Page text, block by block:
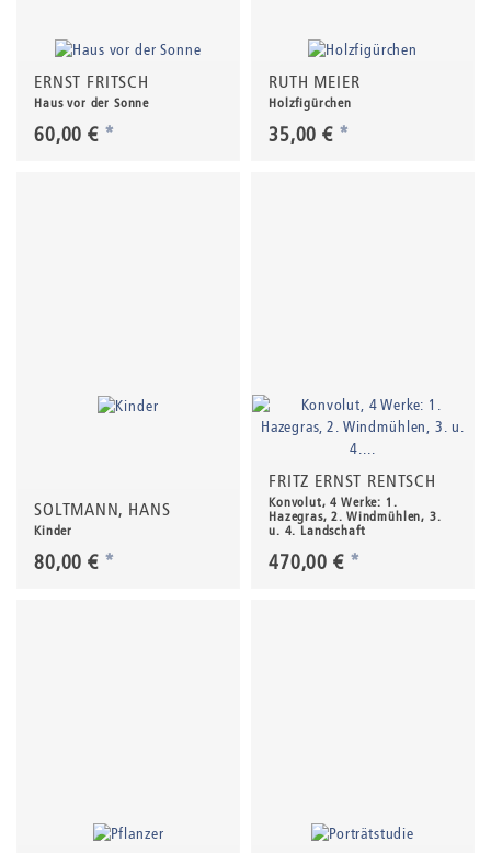
ERNST FRITSCH
Haus vor der Sonne
60,00 € *
RUTH MEIER
Holzfigürchen
35,00 € *
SOLTMANN, HANS
Kinder
80,00 € *
FRITZ ERNST RENTSCH
Konvolut, 4 Werke: 1.
Hazegras, 2. Windmühlen, 3.
u. 4. Landschaft
470,00 € *